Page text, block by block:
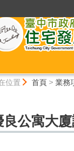
位置 首頁> 業務
良公寓大